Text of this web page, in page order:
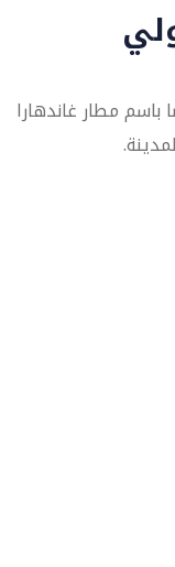
باسم مطار غاندهارا